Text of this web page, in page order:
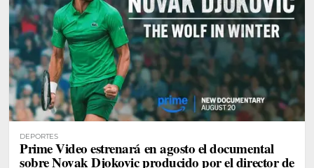
DEPORTES
Prime Video estrenará en agosto el documental
sobre Novak Djokovic producido por el director de